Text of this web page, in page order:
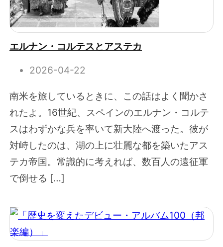
エルナン・コルテスとアステカ
2026-04-22
南米を旅しているときに、この話はよく聞かさ
れたよ。16世紀、スペインのエルナン・コルテ
スはわずかな兵を率いて新大陸へ渡った。彼が
対峙したのは、湖の上に壮麗な都を築いたアス
テカ帝国。常識的に考えれば、数百人の遠征軍
で倒せる […]